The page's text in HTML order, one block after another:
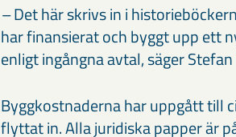
–Det här skrivs in i
har finansierat och byggt upp ett
enligt ingångna avtal, säger
Byggkostnaderna har uppgått till
flyttat in. Alla juridiska papper är